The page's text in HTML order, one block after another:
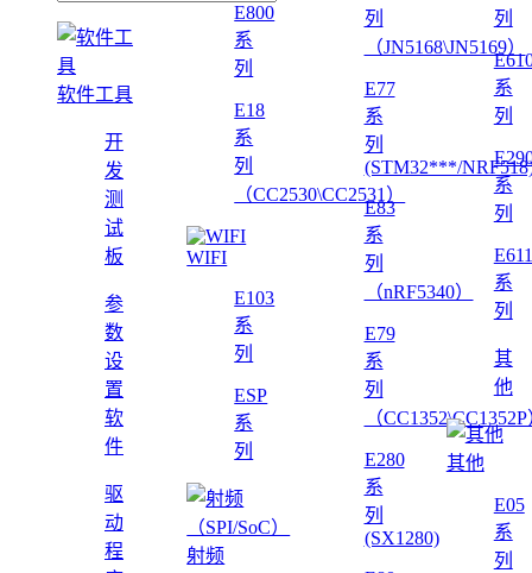
软件工具
开
发
测
试
板
参
数
设
置
软
件
驱
动
程
E800
系
列
E18
系
列
（CC2530\CC2531）
WIFI
E103
系
列
ESP
系
列
射频
列
（JN5168\JN5169）
E77
系
列
(STM32***/
E83
系
列
（nRF5340）
E79
系
列
（
E280
系
列
(SX1280)
列
系
列
系
列
E611
系
列
其
他
其他
E05
系
列